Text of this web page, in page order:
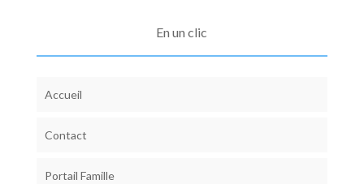
En un clic
Accueil
Contact
Portail Famille